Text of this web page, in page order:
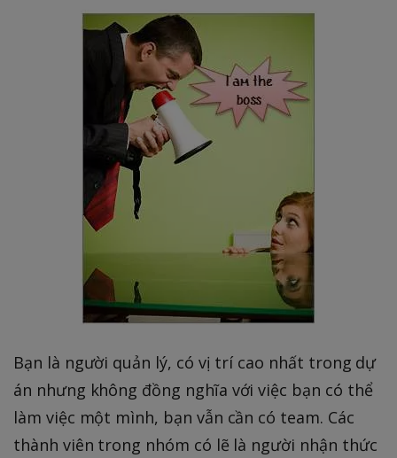
Bạn là người quản lý, có vị trí cao nhất trong dự
án nhưng không đồng nghĩa với việc bạn có thể
làm việc một mình, bạn vẫn cần có team. Các
thành viên trong nhóm có lẽ là người nhận thức